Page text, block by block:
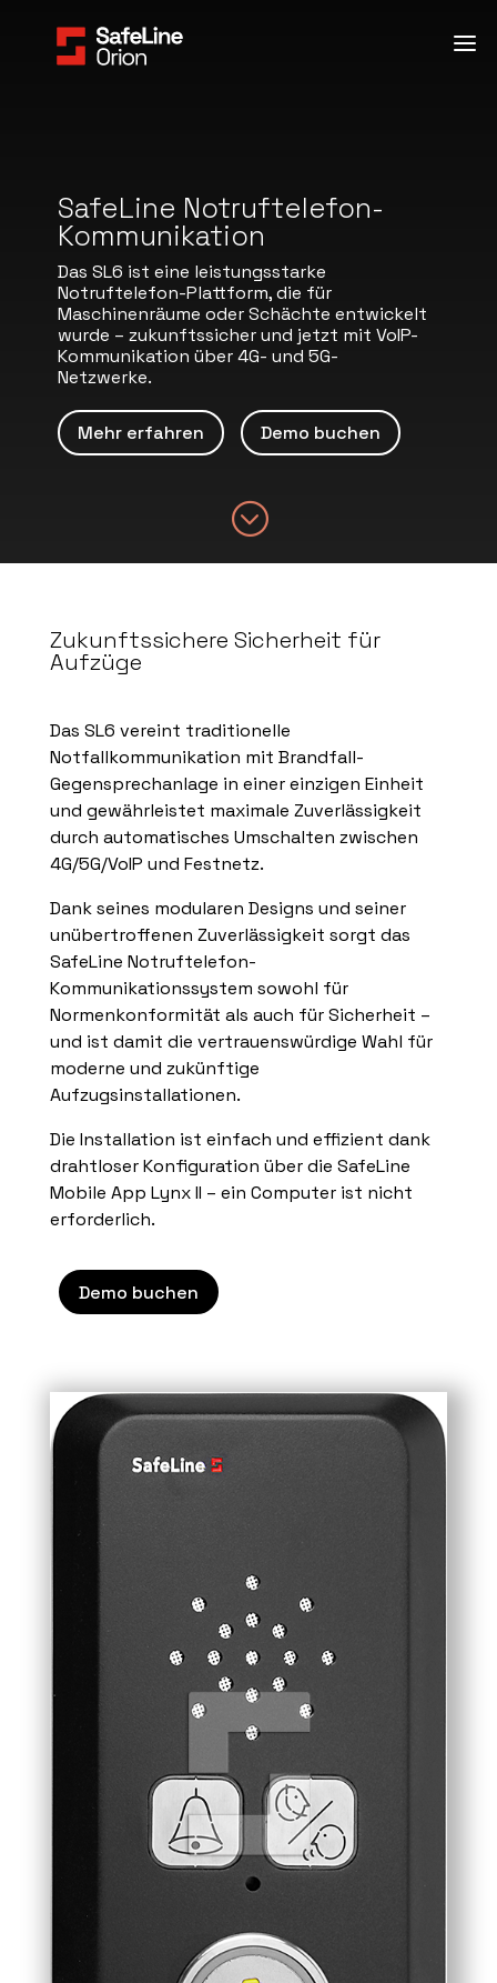
SafeLine Notruftelefon-
Kommunikation
Das SL6 ist eine leistungsstarke
Notruftelefon-Plattform, die für
Maschinenräume oder Schächte entwickelt
wurde – zukunftssicher und jetzt mit VoIP-
Kommunikation über 4G- und 5G-
Netzwerke.
Mehr erfahren Demo buchen
;
Zukunftssichere Sicherheit für
Aufzüge
Das SL6 vereint traditionelle
Notfallkommunikation mit Brandfall-
Gegensprechanlage in einer einzigen Einheit
und gewährleistet maximale Zuverlässigkeit
durch automatisches Umschalten zwischen
4G/5G/VoIP und Festnetz.
Dank seines modularen Designs und seiner
unübertroffenen Zuverlässigkeit sorgt das
SafeLine Notruftelefon-
Kommunikationssystem sowohl für
Normenkonformität als auch für Sicherheit –
und ist damit die vertrauenswürdige Wahl für
moderne und zukünftige
Aufzugsinstallationen.
Die Installation ist einfach und effizient dank
drahtloser Konfiguration über die SafeLine
Mobile App Lynx II – ein Computer ist nicht
erforderlich.
Demo buchen